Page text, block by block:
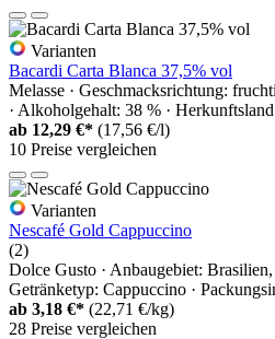
Varianten
Bacardi Carta Blanca 37,5% vol
Melasse · Geschmacksrichtung:
· Alkoholgehalt: 38 % ·
ab 12,29 €* (17,56 €/l)
10 Preise vergleichen
Varianten
Nescafé Gold Cappuccino
(2)
Dolce Gusto · Anbaugebiet:
Getränketyp: Cappuccino ·
ab 3,18 €* (22,71 €/kg)
28 Preise vergleichen